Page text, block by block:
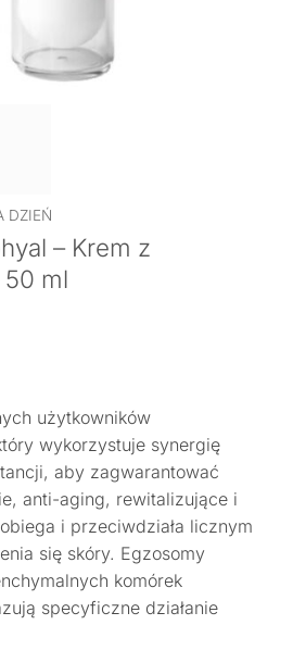
DZIEŃ
– Krem z
50 ml
użytkowników
wykorzystuje synergię
aby zagwarantować
anti-aging, rewitalizujące i
i przeciwdziała licznym
się skóry. Egzosomy
komórek
specyficzne działanie